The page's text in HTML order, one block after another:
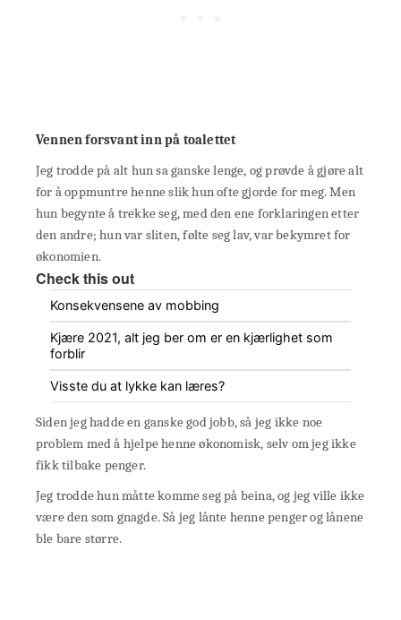
Vennen forsvant inn på toalettet
Jeg trodde på alt hun sa ganske lenge, og prøvde å gjøre alt
for å oppmuntre henne slik hun ofte gjorde for meg. Men
hun begynte å trekke seg, med den ene forklaringen etter
den andre; hun var sliten, følte seg lav, var bekymret for
økonomien.
Check this out
Konsekvensene av mobbing
Kjære 2021, alt jeg ber om er en kjærlighet som
forblir
Visste du at lykke kan læres?
Siden jeg hadde en ganske god jobb, så jeg ikke noe
problem med å hjelpe henne økonomisk, selv om jeg ikke
fikk tilbake penger.
Jeg trodde hun måtte komme seg på beina, og jeg ville ikke
være den som gnagde. Så jeg lånte henne penger og lånene
ble bare større.